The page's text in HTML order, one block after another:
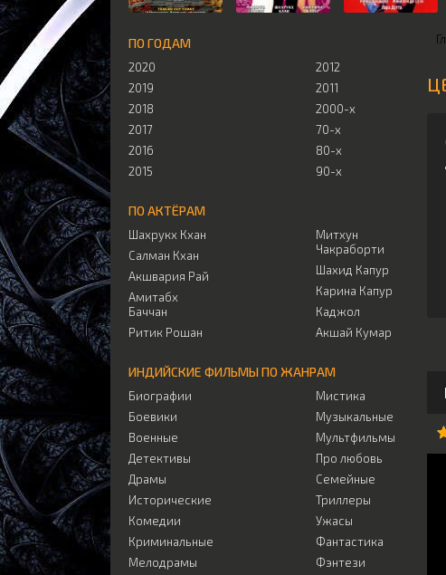
ПО ГОДАМ
2020
2019
2018
2017
2016
2015
2012
2011
2000-х
70-х
80-х
90-х
ПО АКТЁРАМ
Шахрукх Кхан
Салман Кхан
Акшвария Рай
Амитабх
Баччан
Ритик Рошан
Митхун
Чакраборти
Шахид Капур
Карина Капур
Каджол
Акшай Кумар
ИНДИЙСКИЕ ФИЛЬМЫ ПО ЖАНРАМ
Биографии
Боевики
Военные
Детективы
Драмы
Исторические
Комедии
Криминальные
Мелодрамы
Мистика
Музыкальные
Мультфильмы
Про любовь
Семейные
Триллеры
Ужасы
Фантастика
Фэнтези